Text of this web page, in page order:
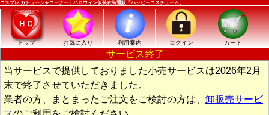
コスプレ カチューシャコーナー｜ハロウィン仮装衣装通販「ハッピーコスチューム」
トップ お気に入り 利用案内 ログイン カート
サービス終了
当サービスで提供しておりました小売サービスは2026年2月
末で終了させていただきました。
業者の方、まとまったご注文をご検討の方は、 卸販売サービ